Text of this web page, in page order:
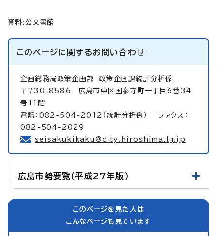
資料:公文書館
このページに関するお問い合わせ
企画総務局政策企画部政策企画課統計分析係
〒730-8586 広島市中区国泰寺町一丁目6番34
号11階
電話：082-504-2012（統計分析係） ファクス：
082-504-2029
seisakukikaku@city.hiroshima.lg.jp
広島市勢要覧（平成27年版）
このページを見た人は
こんなページも見ています